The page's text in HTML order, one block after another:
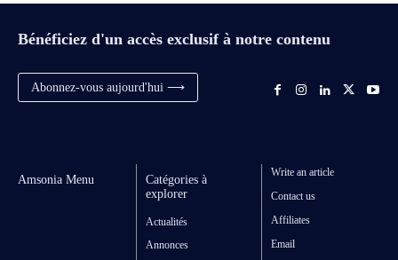
Bénéficiez d'un accès exclusif à notre contenu
Abonnez-vous aujourd'hui ⟶
Amsonia Menu
Catégories à
explorer
Actualités
Annonces
Write an article
Contact us
Affiliates
Email